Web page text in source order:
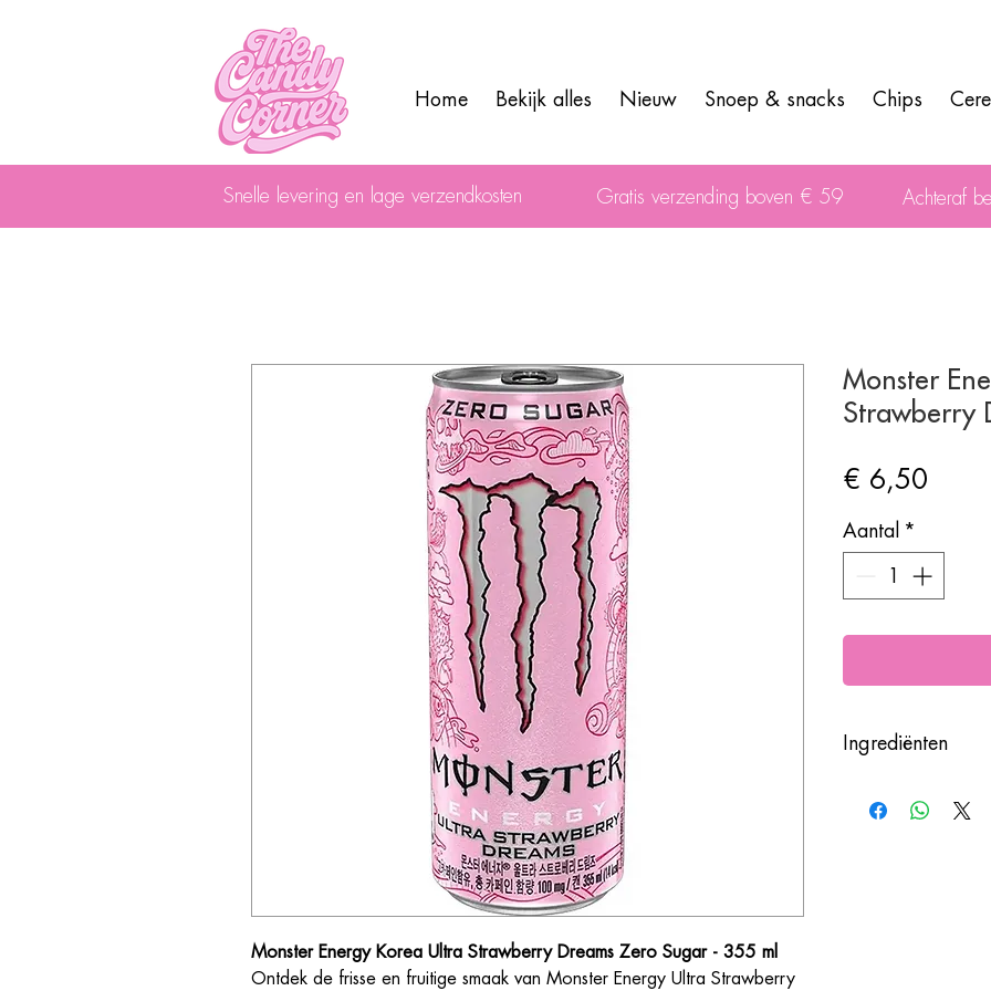
Home Bekijk alles Nieuw Snoep & snacks Chips
Snelle levering en lage verzendkosten Gratis verzending boven € 59 Achteraf
Monster Energy Korea Ultra Strawberry Dreams Zero Sugar - 355 ml
Ontdek de frisse en fruitige smaak van Monster Energy Ultra Strawberry
Monster
Strawberry
€ 6,50
Aantal *
Ingrediënten
koolstofdioxide,